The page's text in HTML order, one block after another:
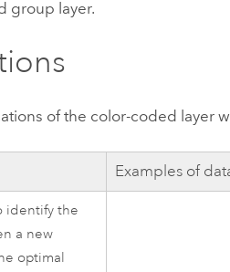
group layer.
of the color-coded layer
Examples of
identify the
a new
optimal